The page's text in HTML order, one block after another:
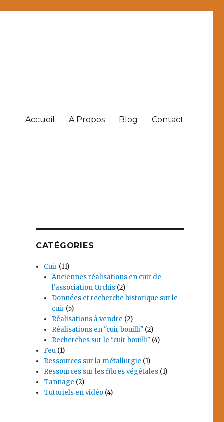
Accueil A Propos Blog Contact
CATÉGORIES
Cuir (11)
Anciennes réalisations en cuir de
l'association Orchis (2)
Données et recherche historique sur le
cuir (5)
Réalisations à vendre (2)
Réalisations en "cuir bouilli" (2)
Recherches sur le "cuir bouilli" (4)
Feu (1)
Ressources sur la métallurgie (1)
Ressources sur les fibres végétales (1)
Tannage (2)
Tutoriels en vidéo (4)